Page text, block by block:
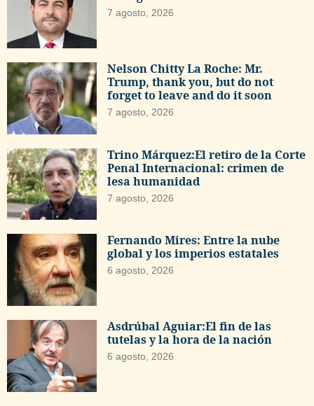
7 agosto, 2026
Nelson Chitty La Roche: Mr.
Trump, thank you, but do not
forget to leave and do it soon
7 agosto, 2026
Trino Márquez:El retiro de la Corte
Penal Internacional: crimen de
lesa humanidad
7 agosto, 2026
Fernando Mires: Entre la nube
global y los imperios estatales
6 agosto, 2026
Asdrúbal Aguiar:El fin de las
tutelas y la hora de la nación
6 agosto, 2026